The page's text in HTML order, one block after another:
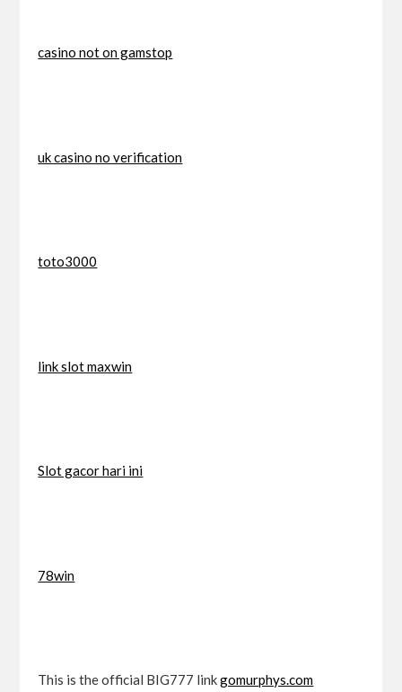
casino not on gamstop
uk casino no verification
toto3000
link slot maxwin
Slot gacor hari ini
78win
This is the official BIG777 linkgomurphys.com